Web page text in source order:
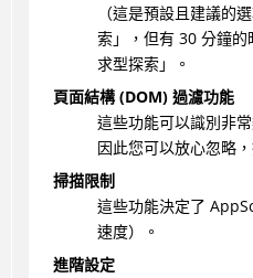
（這是預設且建議的
索」，但有 30 分鐘
求型探索」。
頁面結構 (DOM) 過濾功能
這些功能可以識別非
因此您可以放心忽略
掃描限制
這些功能決定了
速度）。
進階設定